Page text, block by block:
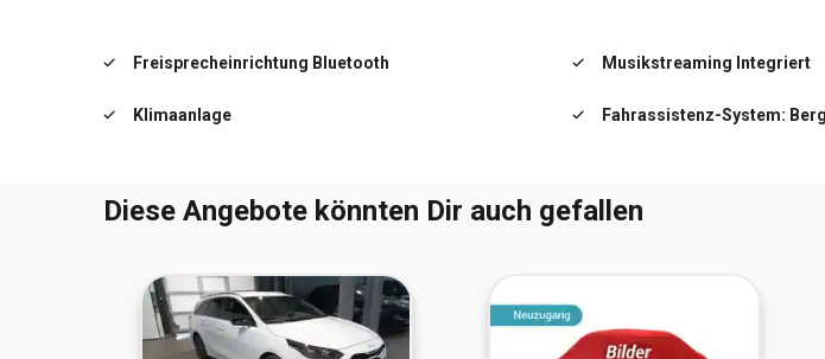
Freisprecheinrichtung Bluetooth
Klimaanlage
Musikstreaming Integriert
Fahrassistenz-System:
Diese Angebote könnten Dir auch gefallen